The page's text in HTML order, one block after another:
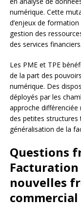
numérique. Cette
d’enjeux de
gestion des
des services financiers.
Les PME et TPE
de la part des
numérique. Des
déployés par les
approche
des petites structures
généralisation de la
Questions
nouvelles
commercial